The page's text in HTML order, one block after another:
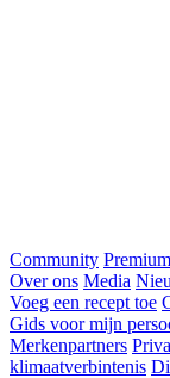
Community Premium
Over ons Media
Voeg een recept toe
Gids voor mijn
Merkenpartners
klimaatverbintenis